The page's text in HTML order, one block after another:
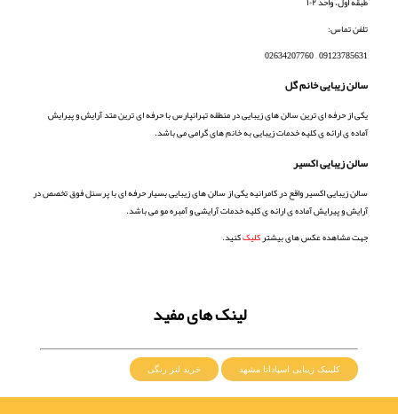
تلفن تماس:
09123785631 – 02634207760
سالن زیبایی خانم گل
یکی از حرفه ای ترین سالن های زیبایی در منطقه تهرانپارس با حرفه ای ترین متد آرایش و پیرایش
آماده ی ارائه ی کلیه خدمات زیبایی به خانم های گرامی می باشد.
سالن زیبایی اکسیر
سالن زیبایی اکسیر واقع در کامرانیه یکی از سالن های زیبایی بسیار حرفه ای با پرسنل فوق تخصص در
آرایش و پیرایش آماده ی ارائه ی کلیه خدمات آرایشی و آمبره مو می باشد.
جهت مشاهده عکس های بیشترکلیککنید.
لینک های مفید
کلینیک زیبایی اسپادانا مشهد خرید لنز رنگی